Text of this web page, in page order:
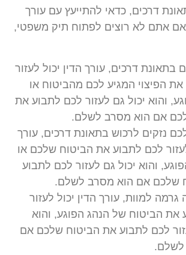
דרכים, כדאי להתייעץ עם עורך
אתם לא רוצים לפתוח תיק משפטי,
דרכים, עורך הדין יכול לעזור
הפיצוי המגיע לכם מהביטוח או
והוא יכול גם לעזור לכם לתבוע את
אם הוא מסרב לשלם.
נזקים לרכוש בתאונת דרכים, עורך
לכם לתבוע את הביטוח שלכם או
והוא יכול גם לעזור לכם לתבוע
שלכם אם הוא מסרב לשלם.
למוות, עורך הדין יכול לעזור
הביטוח של הנהג הפוגע, והוא
לכם לתבוע את הביטוח שלכם אם